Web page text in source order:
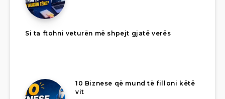
Si ta ftohni veturën më shpejt gjatë verës
10 Biznese që mund të filloni këtë
vit